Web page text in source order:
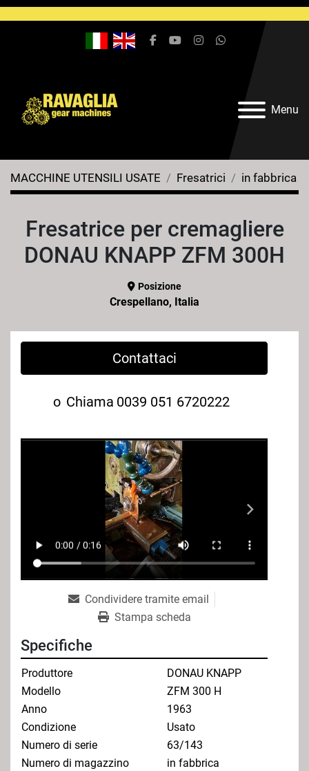
Menu
facebookyoutubeinstagramwhatsapp
MACCHINE UTENSILI USATE Fresatrici in fabbrica
Fresatrice per cremagliere
DONAU KNAPP ZFM 300H
Posizione
Crespellano, Italia
Contattaci
o Chiama 0039 051 6720222
Condividere tramite email
Stampa scheda
Specifiche
Produttore
DONAU KNAPP
Modello
ZFM 300 H
Anno
1963
Condizione
Usato
Numero di serie
63/143
Numero di magazzino
in fabbrica